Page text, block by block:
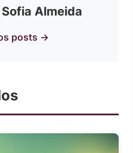
Almeida
posts →